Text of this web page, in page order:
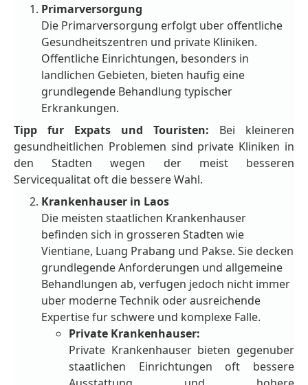
Primarversorgung
Die Primarversorgung erfolgt uber offentliche
Gesundheitszentren und private Kliniken.
Offentliche Einrichtungen, besonders in
landlichen Gebieten, bieten haufig eine
grundlegende Behandlung typischer
Erkrankungen.
Tipp fur Expats und Touristen: Bei kleineren
gesundheitlichen Problemen sind private Kliniken in
den Stadten wegen der meist besseren
Servicequalitat oft die bessere Wahl.
Krankenhauser in Laos
Die meisten staatlichen Krankenhauser
befinden sich in grosseren Stadten wie
Vientiane, Luang Prabang und Pakse. Sie decken
grundlegende Anforderungen und allgemeine
Behandlungen ab, verfugen jedoch nicht immer
uber moderne Technik oder ausreichende
Expertise fur schwere und komplexe Falle.
Private Krankenhauser:
Private Krankenhauser bieten gegenuber
staatlichen Einrichtungen oft bessere